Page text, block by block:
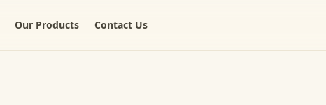
Our Products Contact Us